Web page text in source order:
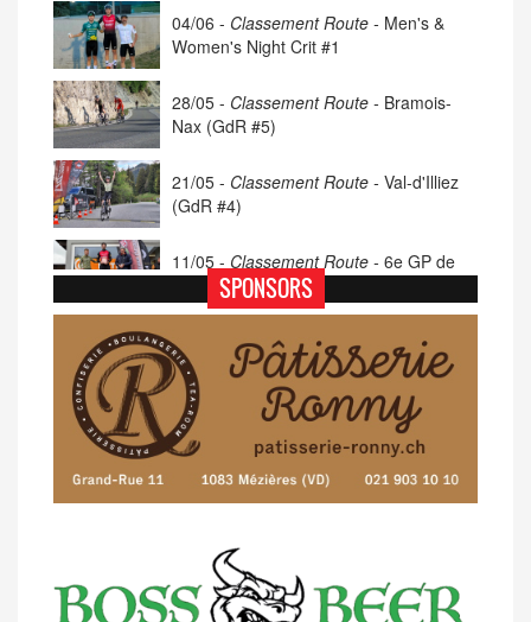
04/06 - Classement Route - Men's &
Women's Night Crit #1
28/05 - Classement Route - Bramois-
Nax (GdR #5)
21/05 - Classement Route - Val-d'Illiez
(GdR #4)
11/05 - Classement Route - 6e GP de
Porsel (TdC #4)
07/05 - Classement Route -
Blonay-Les
Pléiades (GdR #3)
23/04 - Classement Route -4e Pringy -
Moléson (TdC #3)
14/04 -Photos -Les photos du 5e GP
14/04 -Classement Route - 5e GP de
Semsales (TdC #2)
SPONSORS